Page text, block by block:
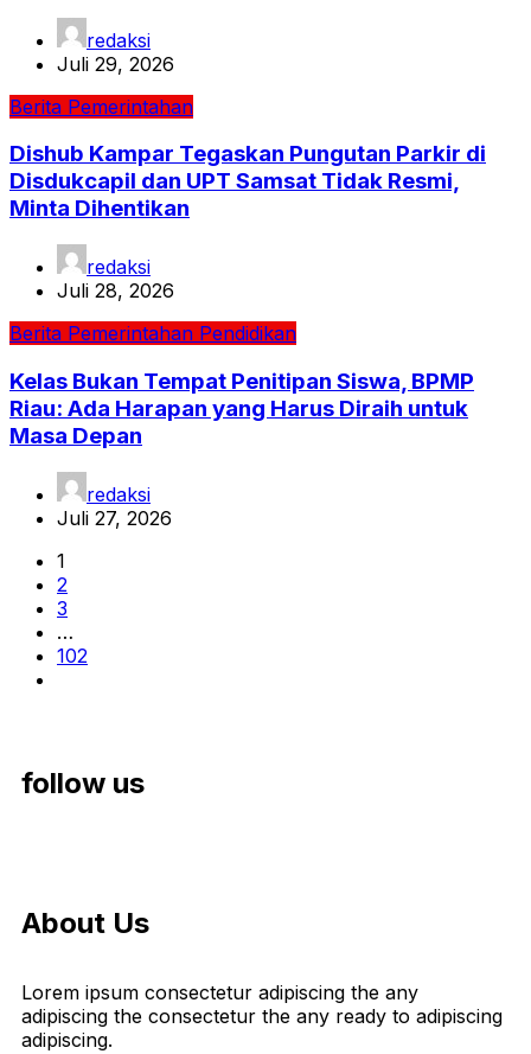
redaksi
Juli 29, 2026
Berita Pemerintahan
Dishub Kampar Tegaskan Pungutan Parkir di
Disdukcapil dan UPT Samsat Tidak Resmi,
Minta Dihentikan
redaksi
Juli 28, 2026
Berita Pemerintahan Pendidikan
Kelas Bukan Tempat Penitipan Siswa, BPMP
Riau: Ada Harapan yang Harus Diraih untuk
Masa Depan
redaksi
Juli 27, 2026
1
2
3
…
102
follow us
About Us
Lorem ipsum consectetur adipiscing the any
adipiscing the consectetur the any ready to adipiscing
adipiscing.